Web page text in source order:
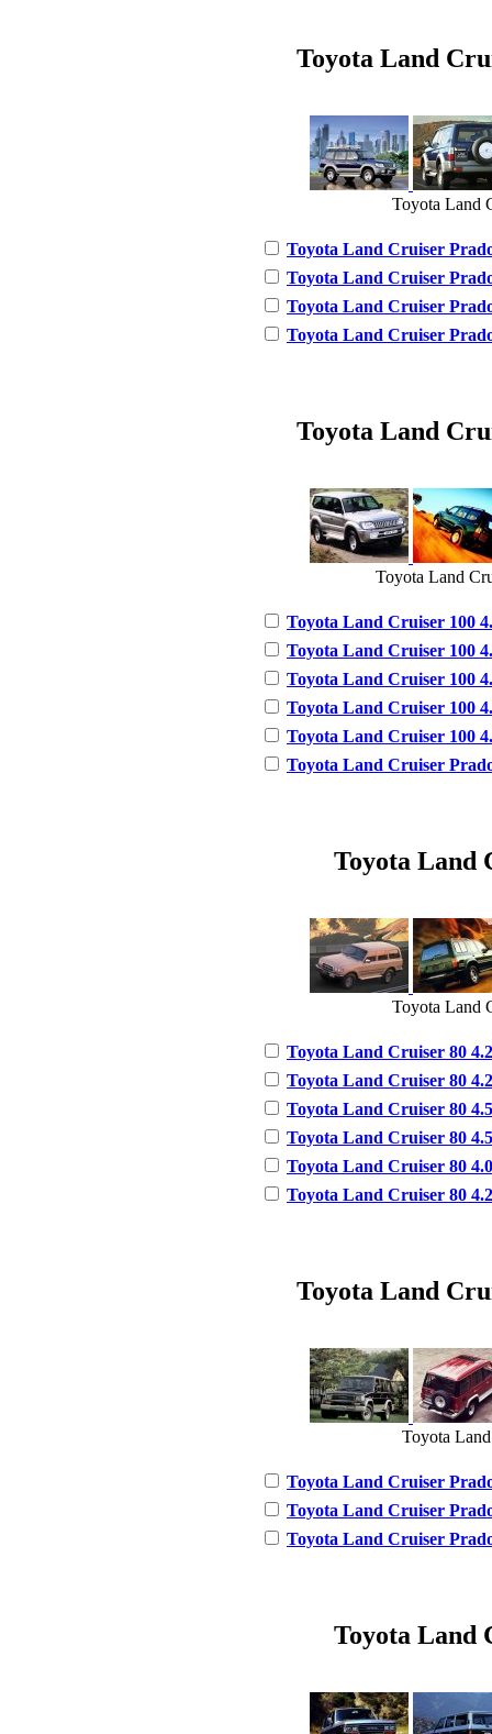
Toyota Land
Toyota Land
Toyota Land Cruiser
Toyota Land Cruiser
Toyota Land Cruiser
Toyota Land Cruiser
Toyota Land
Toyota Land
Toyota Land Cruiser 100
Toyota Land Cruiser 100
Toyota Land Cruiser 100
Toyota Land Cruiser 100
Toyota Land Cruiser 100
Toyota Land Cruiser
Toyota Land
Toyota Land
Toyota Land Cruiser 80
Toyota Land Cruiser 80
Toyota Land Cruiser 80
Toyota Land Cruiser 80
Toyota Land Cruiser 80
Toyota Land Cruiser 80
Toyota Land
Toyota
Toyota Land Cruiser
Toyota Land Cruiser
Toyota Land Cruiser
Toyota Land